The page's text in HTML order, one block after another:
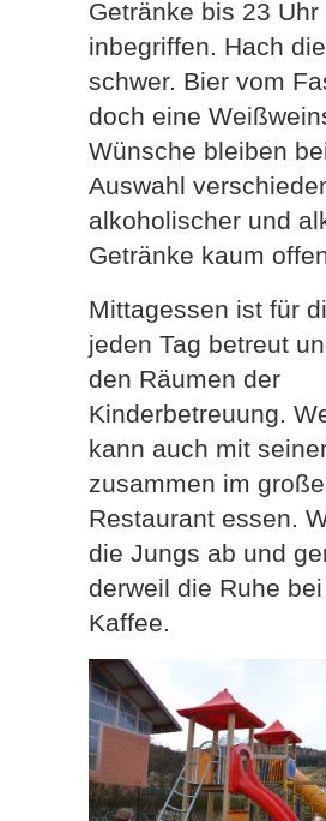
Getränke bis 23 Uhr
inbegriffen. Hach
schwer. Bier vom
doch eine
Wünsche bleiben
Auswahl
alkoholischer und
Getränke kaum
Mittagessen ist für
jeden Tag betreut
den Räumen der
Kinderbetreuung.
kann auch mit
zusammen im
Restaurant essen.
die Jungs ab und
derweil die Ruhe
Kaffee.